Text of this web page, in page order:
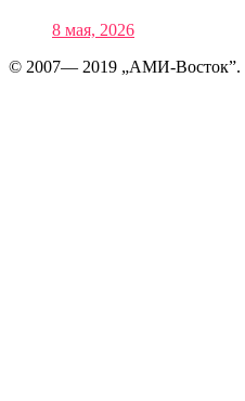
8 мая, 2026
© 2007— 2019 „АМИ-Восток”.